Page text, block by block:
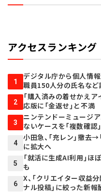
アクセスランキング
1
デジタル庁から個人情
職員150人分の氏名など
2
「購入済みの着せかえ
応版に「金返せ」と不満
3
ニンテンドーミュージ
ないケースを「複数確認
4
小田急、「充レン」撤去
に拡大へ
5
「就活に生成AI利用」
も
6
X、「クリエイター収益
ナル投稿」に絞った新